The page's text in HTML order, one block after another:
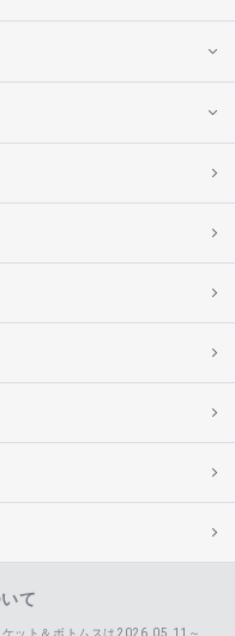
て
ット＆ボトムスは2026.05.11～